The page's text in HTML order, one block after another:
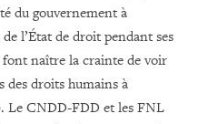
du gouvernement à
l’État de droit pendant ses
font naître la crainte de voir
des droits humains à
Le CNDD-FDD et les FNL